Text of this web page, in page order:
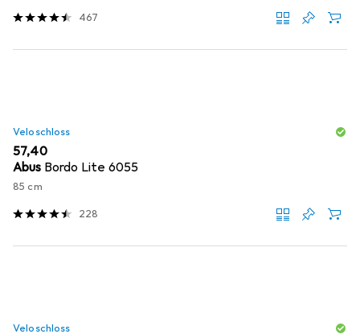
467
Veloschloss
EUR
57,40
Abus Bordo Lite 6055
85 cm
228
Veloschloss